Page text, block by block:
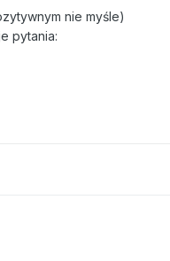
nie myśle)
pytania: